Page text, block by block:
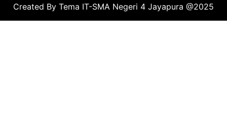
Created By Tema IT-SMA Negeri 4 Jayapura @2025